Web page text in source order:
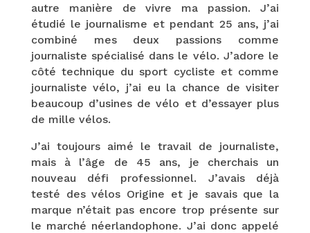
autre manière de vivre ma passion. J’ai
étudié le journalisme et pendant 25 ans, j’ai
combiné mes deux passions comme
journaliste spécialisé dans le vélo. J’adore le
côté technique du sport cycliste et comme
journaliste vélo, j’ai eu la chance de visiter
beaucoup d’usines de vélo et d’essayer plus
de mille vélos.
J’ai toujours aimé le travail de journaliste,
mais à l’âge de 45 ans, je cherchais un
nouveau défi professionnel. J’avais déjà
testé des vélos Origine et je savais que la
marque n’était pas encore trop présente sur
le marché néerlandophone. J’ai donc appelé